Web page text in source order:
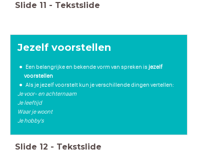
Slide 11 - Tekstslide
Jezelf voorstellen
Een belangrijke en bekende vorm van spreken is jezelf
voorstellen
Als je jezelf voorstelt kun je verschillende dingen vertellen:
Je voor- en achternaam
Je leeftijd
Waar je woont
Je hobby's
Slide 12 - Tekstslide